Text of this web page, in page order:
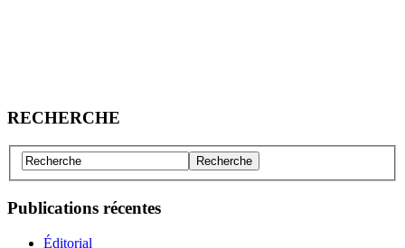
RECHERCHE
Publications récentes
Éditorial